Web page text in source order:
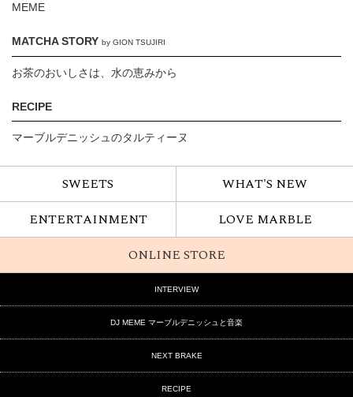
MEME
MATCHA STORY by GION TSUJIRI
お茶のおいしさは、水の恵みから
RECIPE
マーブルデニッシュのタルティーヌ
SWEETS
WHAT'S NEW
ENTERTAINMENT
LOVE MARBLE
ONLINE STORE
INTERVIEW
DJ MEME マーブルデニッシュと音楽
NEXT BRAKE
RECIPE